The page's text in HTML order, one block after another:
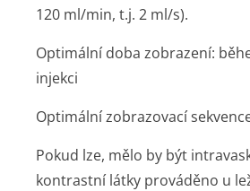
120 ml/min, t.j. 2 ml/s).
Optimální doba zobrazení:
injekci
Optimální zobrazovací
Pokud lze, mělo by být
kontrastní látky prováděno u